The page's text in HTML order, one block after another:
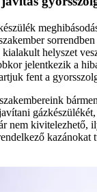
helyszet
jelentkezik a
fent a
gázkészülékét,
nem kivitelezhető,
kazánokat